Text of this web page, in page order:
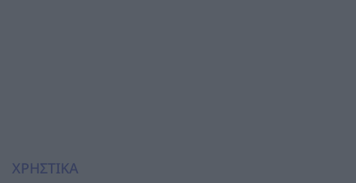
ΧΡΗΣΤΙΚΑ